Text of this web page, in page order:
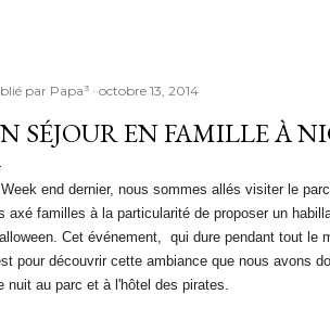
par Papa³ octobre 13, 2014
SÉJOUR EN FAMILLE À
end dernier, nous sommes allés visiter le
axé familles à la particularité de proposer un
Cet événement, qui dure pendant tout le
pour découvrir cette ambiance que nous avons
nuit au parc et à l'hôtel des pirates.